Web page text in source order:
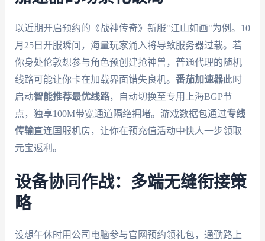
以近期开启预约的《战神传奇》新服"江山如画"为例。10
月25日开服瞬间，海量玩家涌入将导致服务器过载。若
你身处伦敦想参与角色预创建抢神兽，普通代理的随机
线路可能让你卡在加载界面错失良机。 番茄加速器此时
启动智能推荐最优线路，自动切换至专用上海BGP节
点，独享100M带宽通道隔绝拥堵。游戏数据包通过专线
传输直连国服机房，让你在预充值活动中快人一步领取
元宝返利。
设备协同作战：多端无缝衔接策
略
设想午休时用公司电脑参与官网预约领礼包，通勤路上